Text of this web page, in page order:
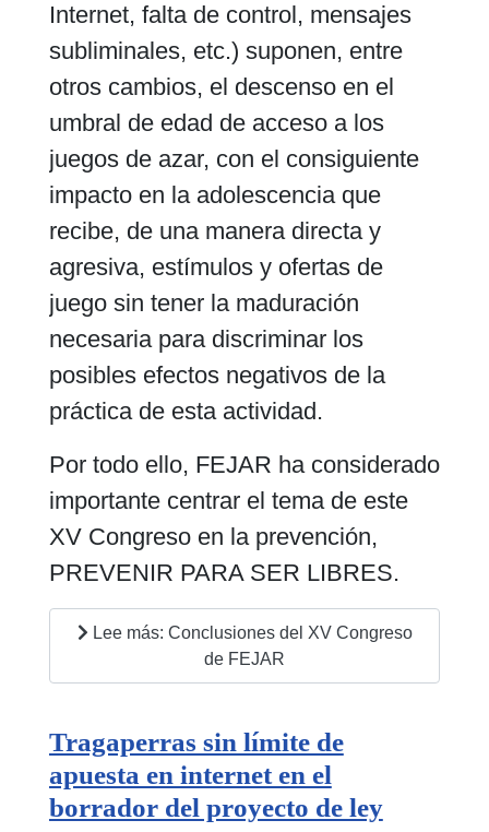
Internet, falta de control, mensajes
subliminales, etc.) suponen, entre
otros cambios, el descenso en el
umbral de edad de acceso a los
juegos de azar, con el consiguiente
impacto en la adolescencia que
recibe, de una manera directa y
agresiva, estímulos y ofertas de
juego sin tener la maduración
necesaria para discriminar los
posibles efectos negativos de la
práctica de esta actividad.
Por todo ello, FEJAR ha considerado
importante centrar el tema de este
XV Congreso en la prevención,
PREVENIR PARA SER LIBRES.
Lee más: Conclusiones del XV Congreso
de FEJAR
Tragaperras sin límite de
apuesta en internet en el
borrador del proyecto de ley